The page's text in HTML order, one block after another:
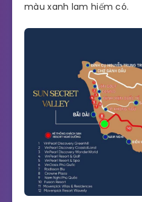
màu xanh lam hiếm có.